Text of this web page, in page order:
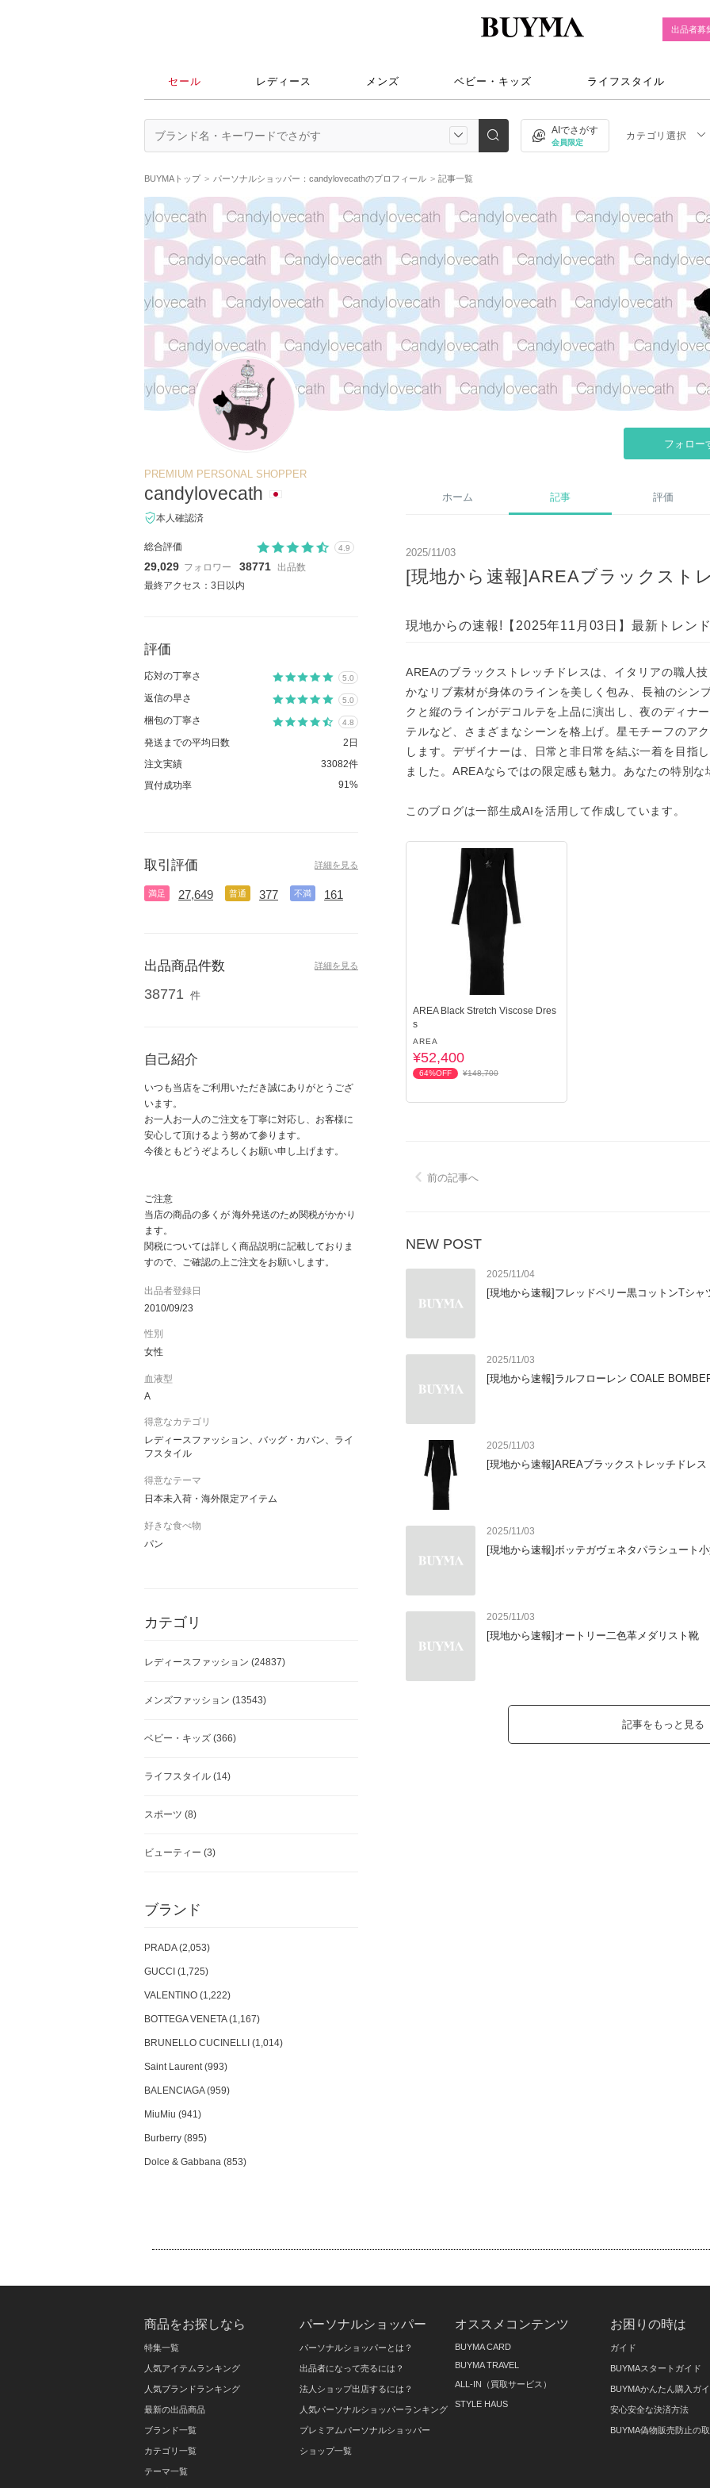
出品者募
セール レディース メンズ ベビー・キッズ ライフスタイル
AIでさがす
会員限定
カテゴリ選択
BUYMAトップ パーソナルショッパー：candylovecathのプロフィール 記事一覧
フォロー
PREMIUM PERSONAL SHOPPER
candylovecath
本人確認済
総合評価 4.9
29,029 フォロワー 38771 出品数
最終アクセス：3日以内
評価
応対の丁寧さ 5.0
返信の早さ 5.0
梱包の丁寧さ 4.8
発送までの平均日数
2日
注文実績
33082件
買付成功率
91%
取引評価 詳細を見る
満足 27,649 普通 377 不満 161
出品商品件数 詳細を見る
38771 件
自己紹介
いつも当店をご利用いただき誠にありがとうござ
います。
お一人お一人のご注文を丁寧に対応し、お客様に
安心して頂けるよう努めて参ります。
今後ともどうぞよろしくお願い申し上げます。
ご注意
当店の商品の多くが 海外発送のため関税がかかり
ます。
関税については詳しく商品説明に記載しておりま
すので、ご確認の上ご注文をお願いします。
出品者登録日
2010/09/23
性別
女性
血液型
A
得意なカテゴリ
レディースファッション、バッグ・カバン、ライ
フスタイル
得意なテーマ
日本未入荷・海外限定アイテム
好きな食べ物
パン
カテゴリ
レディースファッション (24837)
メンズファッション (13543)
ベビー・キッズ (366)
ライフスタイル (14)
スポーツ (8)
ビューティー (3)
ブランド
PRADA (2,053)
GUCCI (1,725)
VALENTINO (1,222)
BOTTEGA VENETA (1,167)
BRUNELLO CUCINELLI (1,014)
Saint Laurent (993)
BALENCIAGA (959)
MiuMiu (941)
Burberry (895)
Dolce & Gabbana (853)
ホーム 記事 評価
2025/11/03
[現地から速報]AREAブラックスト
現地からの速報!【2025年11月03日】最新トレン
AREAのブラックストレッチドレスは、イタリアの職人
かなリブ素材が身体のラインを美しく包み、長袖のシン
クと縦のラインがデコルテを上品に演出し、夜のディナ
テルなど、さまざまなシーンを格上げ。星モチーフのア
します。デザイナーは、日常と非日常を結ぶ一着を目指
ました。AREAならではの限定感も魅力。あなたの特別な
このブログは一部生成AIを活用して作成しています。
AREA Black Stretch Viscose Dres
s
AREA
¥52,400
64%OFF ¥148,700
前の記事へ
NEW POST
2025/11/04
[現地から速報]フレッドペリー黒コットンTシャ
2025/11/03
[現地から速報]ラルフローレン COALE
2025/11/03
[現地から速報]AREAブラックストレッチドレス
2025/11/03
[現地から速報]ボッテガヴェネタパラシュート
2025/11/03
[現地から速報]オートリー二色革メダリスト靴
記事をもっと見る
商品をお探しなら
特集一覧
人気アイテムランキング
人気ブランドランキング
最新の出品商品
ブランド一覧
カテゴリ一覧
テーマ一覧
パーソナルショッパー
パーソナルショッパーとは？
出品者になって売るには？
法人ショップ出店するには？
人気パーソナルショッパーランキング
プレミアムパーソナルショッパー
ショップ一覧
オススメコンテンツ
BUYMA CARD
BUYMA TRAVEL
ALL-IN（買取サービス）
STYLE HAUS
お困りの時は
ガイド
BUYMAスタートガイド
BUYMAかんたん購入ガ
安心安全な決済方法
BUYMA偽物販売防止の